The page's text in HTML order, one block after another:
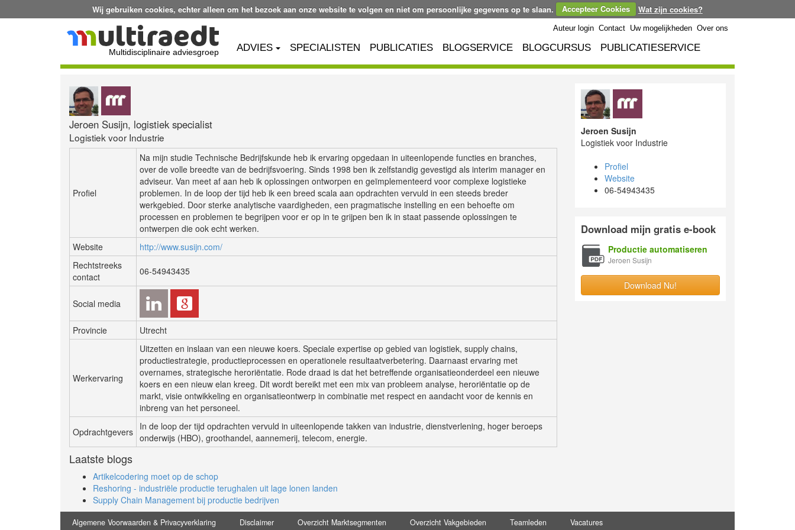
Wij gebruiken cookies, echter alleen om het bezoek aan onze website te volgen en niet om persoonlijke gegevens op te slaan. Accepteer Cookies Wat zijn cookies?
Multidisciplinaire adviesgroep
Auteur login Contact Uw mogelijkheden Over ons
ADVIES SPECIALISTEN PUBLICATIES BLOGSERVICE BLOGCURSUS PUBLICATIESERVICE
Jeroen Susijn, logistiek specialist
Logistiek voor Industrie
Profiel
Na mijn studie Technische Bedrijfskunde heb ik ervaring opgedaan in uiteenlopende functies en branches,
over de volle breedte van de bedrijfsvoering. Sinds 1998 ben ik zelfstandig gevestigd als interim manager en
adviseur. Van meet af aan heb ik oplossingen ontworpen en geïmplementeerd voor complexe logistieke
problemen. In de loop der tijd heb ik een breed scala aan opdrachten vervuld in een steeds breder
werkgebied. Door sterke analytische vaardigheden, een pragmatische instelling en een behoefte om
processen en problemen te begrijpen voor er op in te grijpen ben ik in staat passende oplossingen te
ontwerpen die ook echt werken.
Website
http://www.susijn.com/
Rechtstreeks
contact
06-54943435
Social media
Provincie Utrecht
Werkervaring
Uitzetten en inslaan van een nieuwe koers. Speciale expertise op gebied van logistiek, supply chains,
productiestrategie, productieprocessen en operationele resultaatverbetering. Daarnaast ervaring met
overnames, strategische heroriëntatie. Rode draad is dat het betreffende organisatieonderdeel een nieuwe
koers en een nieuw elan kreeg. Dit wordt bereikt met een mix van probleem analyse, heroriëntatie op de
markt, visie ontwikkeling en organisatieontwerp in combinatie met respect en aandacht voor de kennis en
inbreng van het personeel.
Opdrachtgevers In de loop der tijd opdrachten vervuld in uiteenlopende takken van industrie, dienstverlening, hoger beroeps
onderwijs (HBO), groothandel, aannemerij, telecom, energie.
Laatste blogs
Artikelcodering moet op de schop
Reshoring - industriële productie terughalen uit lage lonen landen
Supply Chain Management bij productie bedrijven
Jeroen Susijn
Logistiek voor Industrie
Profiel
Website
06-54943435
Download mijn gratis e-book
Productie automatiseren
Jeroen Susijn
Download Nu!
Algemene Voorwaarden & Privacyverklaring Disclaimer Overzicht Marktsegmenten Overzicht Vakgebieden Teamleden Vacatures